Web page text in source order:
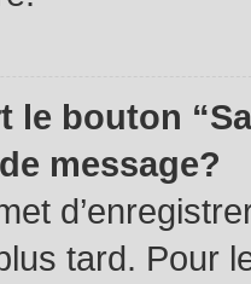
le bouton
message?
tard. Pour